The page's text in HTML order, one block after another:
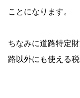
ことになります。
ちなみに道路特定
路以外にも使える